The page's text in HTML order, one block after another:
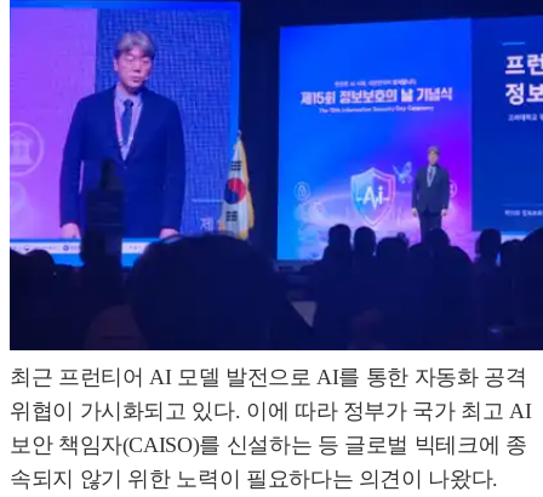
최근 프런티어 AI 모델 발전으로 AI를 통한 자동화 공격
위협이 가시화되고 있다. 이에 따라 정부가 국가 최고 AI
보안 책임자(CAISO)를 신설하는 등 글로벌 빅테크에 종
속되지 않기 위한 노력이 필요하다는 의견이 나왔다.